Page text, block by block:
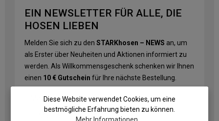
EIN NEWSLETTER FÜR ALLE, DIE
HOSEN LIEBEN
Melden Sie sich zu den STARKhosen – NEWS an, um
als Erster über Neuheiten und Aktionen informiert zu
werden. Als Willkommensgeschenk schenken wir Ihnen
einen 10 € Gutschein für Ihre nächste Bestellung.
E-Mail-Adresse*
Diese Website verwendet Cookies, um eine
bestmögliche Erfahrung bieten zu können.